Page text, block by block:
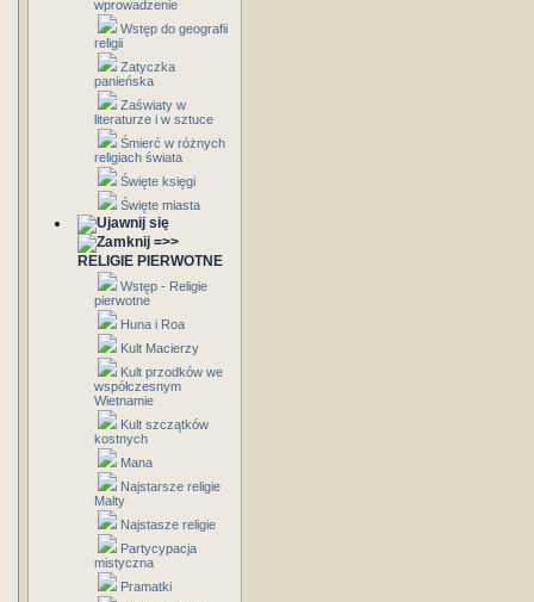
wprowadzenie
Wstęp do geografii
religii
Zatyczka
panieńska
Zaświaty w
literaturze i w sztuce
Śmierć w różnych
religiach świata
Święte księgi
Święte miasta
=>>
RELIGIE PIERWOTNE
Wstęp - Religie
pierwotne
Huna i Roa
Kult Macierzy
Kult przodków we
współczesnym
Wietnamie
Kult szczątków
kostnych
Mana
Najstarsze religie
Malty
Najstasze religie
Partycypacja
mistyczna
Pramatki